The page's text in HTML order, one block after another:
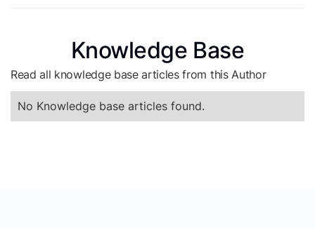
Knowledge Base
Read all knowledge base articles from this Author
No Knowledge base articles found.